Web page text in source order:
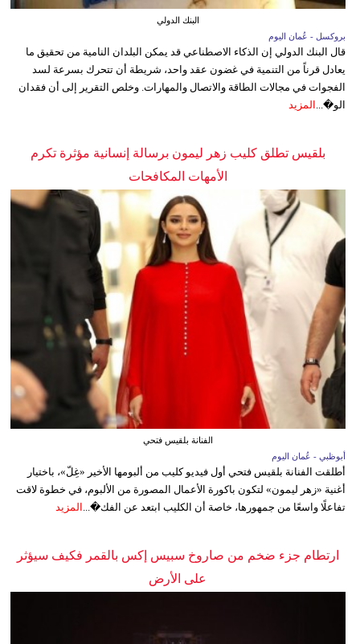
البنك الدولي
بروكسل - عُمان اليوم
قال البنك الدولي إن الذكاء الاصطناعي قد يمكن البلدان النامية من تحقيق ما
يعادل قرناً من التنمية في غضون عقد واحد، شريطة أن تتحرك بسرعة لسد
الفجوات في مجالات الطاقة والاتصال والمهارات. وخلص التقرير إلى أن فقدان
الو�... المزيد
بلقيس تطلق كليب زهر ليمون برسالة إنسانية مؤثرة تكرم
الأمهات المكافحات
الفنانة بلقيس فتحي
أبوظبي - عُمان اليوم
أطلقت الفنانة بلقيس فتحي أول فيديو كليب من ألبومها الأخير «غِلّ»، باختيار
أغنية «زهر ليمون» لتكون باكورة الأعمال المصورة من الألبوم، في خطوة لاقت
تفاعلًا واسعًا من جمهورها، خاصة أن الكليب ابتعد عن الفك�... المزيد
ارتطام جزء ضخم من صاروخ سبيس إكس بالقمر فكيف سيؤثر
على الأرض